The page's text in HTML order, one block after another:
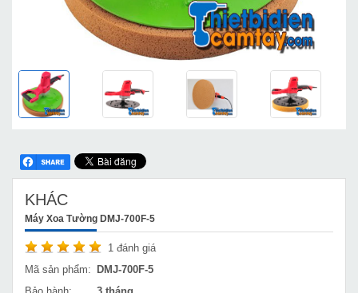
KHÁC
Máy Xoa Tường DMJ-700F-5
1 đánh giá
Mã sản phẩm:
DMJ-700F-5